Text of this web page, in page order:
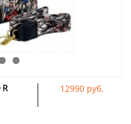
12990 руб.